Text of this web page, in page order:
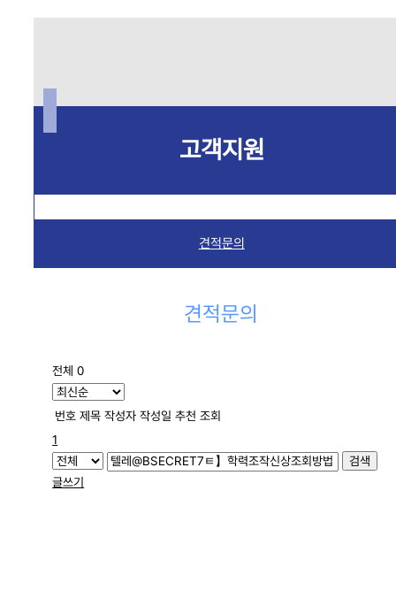
고객지원
견적문의
견적문의
전체 0
번호 제목 작성자 작성일 추천 조회
1
검색
글쓰기